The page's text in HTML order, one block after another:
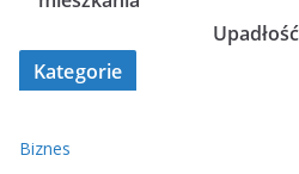
Kategorie
Biznes